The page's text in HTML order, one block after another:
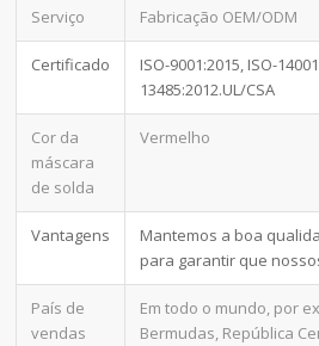
Serviço Fabricação OEM/ODM
Certificado
ISO-9001:2015, ISO-
13485:2012.UL/CSA
Cor da
máscara
de solda
Vermelho
Vantagens
Mantemos a boa
para garantir que
País de
vendas
Em todo o mundo, por
Bermudas, República